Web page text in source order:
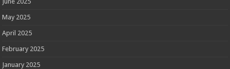
May 2025
April 2025
February 2025
January 2025